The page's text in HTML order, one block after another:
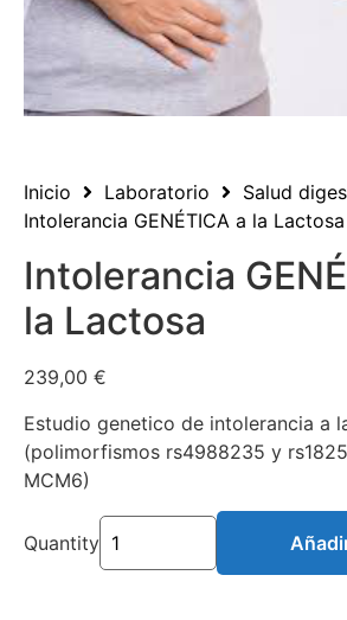
Inicio Laboratorio
Salud
Intolerancia GENÉTICA a la Lactosa
Intolerancia
la Lactosa
239,00 €
Estudio genetico de intolerancia a
(polimorfismos rs4988235 y
MCM6)
Quantity